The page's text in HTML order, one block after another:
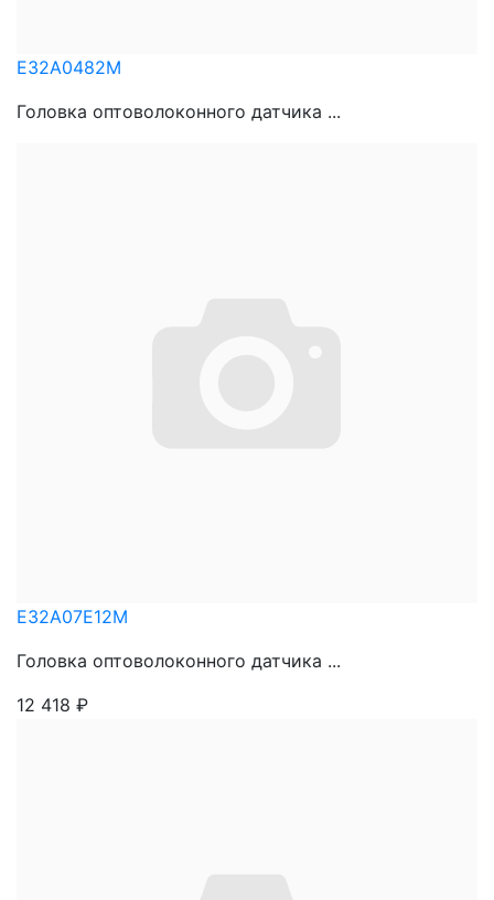
E32A0482M
Головка оптоволоконного датчика ...
E32A07E12M
Головка оптоволоконного датчика ...
12 418 ₽